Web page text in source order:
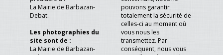
La Mairie de Barbazan-
Debat.
Les photographies du
site sont de :
La Mairie de Barbazan-
pouvons garantir
totalement la sécurité de
celles-ci au moment où
vous nous les
transmettez. Par
conséquent, nous vous